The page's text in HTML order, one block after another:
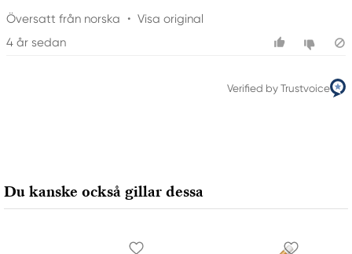
Översatt från norska • Visa original
4 år sedan
Verified by Trustvoice
Du kanske också gillar dessa